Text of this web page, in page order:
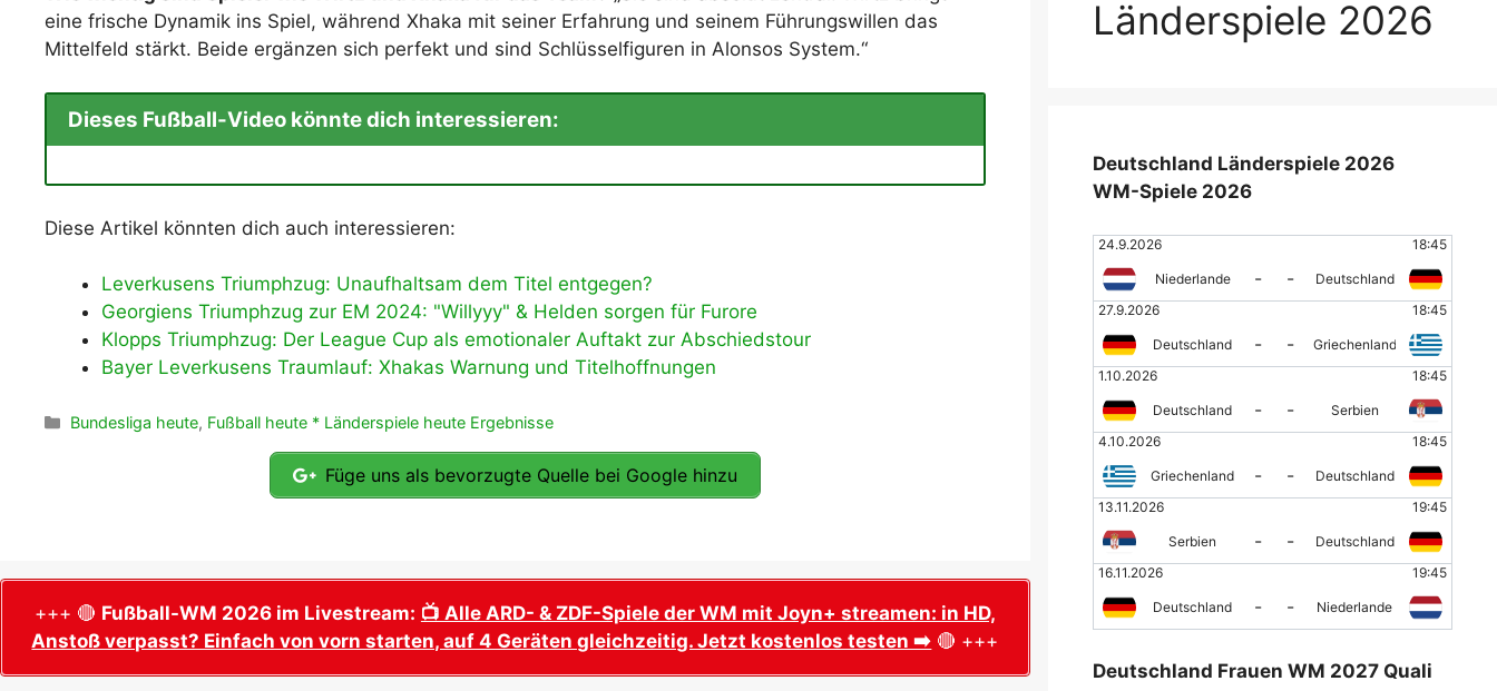
eine frische Dynamik ins Spiel, während Xhaka mit seiner Erfahrung und seinem Führungswillen das
Mittelfeld stärkt. Beide ergänzen sich perfekt und sind Schlüsselfiguren in Alonsos System.“
Dieses Fußball-Video könnte dich interessieren:
Diese Artikel könnten dich auch interessieren:
Leverkusens Triumphzug: Unaufhaltsam dem Titel entgegen?
Georgiens Triumphzug zur EM 2024: "Willyyy" & Helden sorgen für Furore
Klopps Triumphzug: Der League Cup als emotionaler Auftakt zur Abschiedstour
Bayer Leverkusens Traumlauf: Xhakas Warnung und Titelhoffnungen
Kategorien
Bundesliga heute, Fußball heute * Länderspiele heute Ergebnisse
Füge uns als bevorzugte Quelle bei Google hinzu
+++ 🔴 Fußball-WM 2026 im Livestream: 📺 Alle ARD- & ZDF-Spiele der WM mit Joyn+ streamen: in HD,
Anstoß verpasst? Einfach von vorn starten, auf 4 Geräten gleichzeitig. Jetzt kostenlos testen ➡️ 🔴 +++
Länderspiele 2026
Deutschland Länderspiele 2026
WM-Spiele 2026
24.9.2026 18:45
Niederlande - -
Deutschland
27.9.2026
18:45
Deutschland - -
Griechenland
1.10.2026
18:45
Deutschland - -
Serbien
4.10.2026
18:45
Griechenland - -
Deutschland
13.11.2026
19:45
Serbien - -
Deutschland
16.11.2026
19:45
Deutschland - - Niederlande
Deutschland Frauen WM 2027 Quali